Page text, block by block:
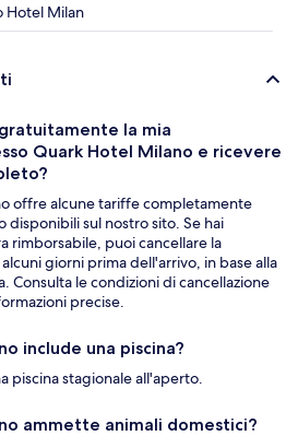
Hotel Milan
la mia
Quark Hotel Milano e ricevere
offre alcune tariffe completamente
disponibili sul nostro sito. Se hai
rimborsabile, puoi cancellare la
giorni prima dell'arrivo, in base alla
Consulta le condizioni di cancellazione
precise.
include una piscina?
piscina stagionale all'aperto.
ammette animali domestici?